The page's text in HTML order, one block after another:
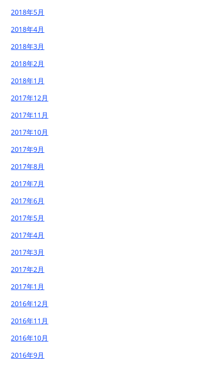
2018年5月
2018年4月
2018年3月
2018年2月
2018年1月
2017年12月
2017年11月
2017年10月
2017年9月
2017年8月
2017年7月
2017年6月
2017年5月
2017年4月
2017年3月
2017年2月
2017年1月
2016年12月
2016年11月
2016年10月
2016年9月